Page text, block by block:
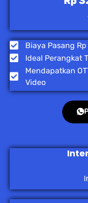
Biaya Pasang
Ideal Perangkat
Mendapatkan
Video